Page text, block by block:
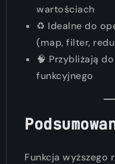
wartościach
♻️ Idealne do
(map, filter,
🧠 Przybliżają
funkcyjnego
Funkcja wyższego